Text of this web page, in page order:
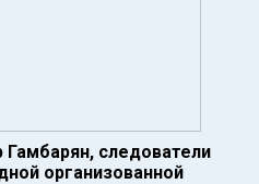
следователи
организованной